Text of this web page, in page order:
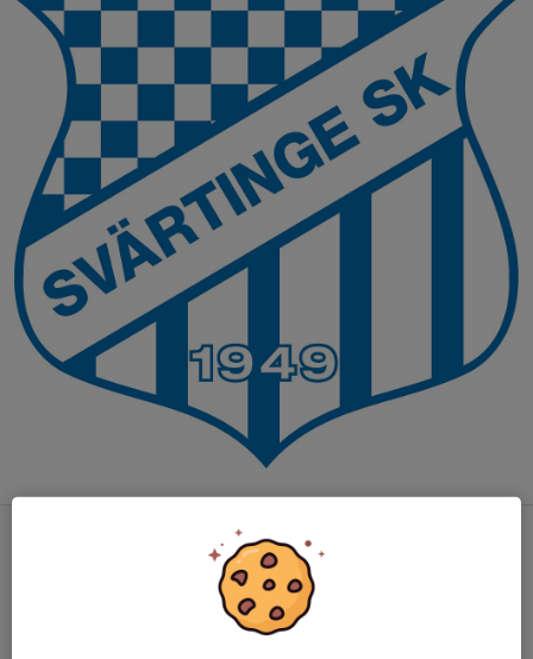
Nytt lag för pojkar födda 2019
0 kommentarer